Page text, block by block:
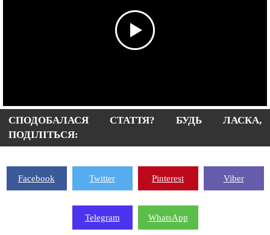
СПОДОБАЛАСЯ СТАТТЯ? БУДЬ ЛАСКА,
ПОДІЛІТЬСЯ:
Facebook Twitter Pinterest Viber
Telegram WhatsApp